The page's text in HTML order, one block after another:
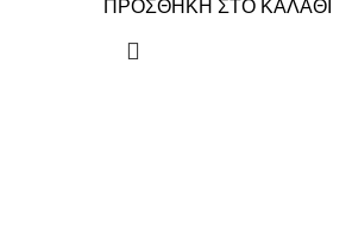
ΠΡΟΣΘΗΚΗ ΣΤΟ ΚΑΛΑΘΙ